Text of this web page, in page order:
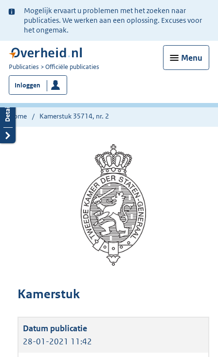
Ter
informatie:
Mogelijk ervaart u problemen met het zoeken naar
publicaties. We werken aan een oplossing. Excuses voor
het ongemak.
Menu
U
bent
nu
hier:
Publicaties Officiële publicaties
Inloggen
Home Kamerstuk 35714, nr. 2
Kamerstuk
28-01-2021 11:42